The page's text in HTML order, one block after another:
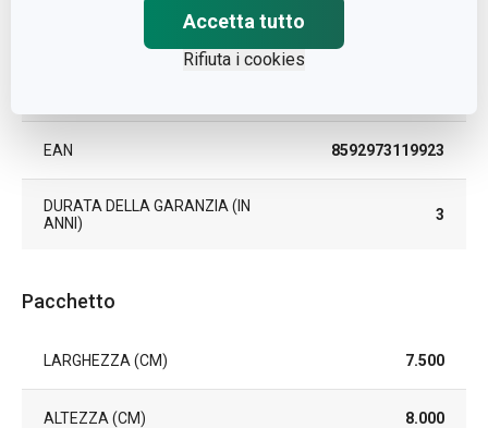
Accetta tutto
Rifiuta i cookies
EAN 8592973119923
DURATA DELLA GARANZIA (IN
ANNI)
3
Pacchetto
LARGHEZZA (CM) 7.500
ALTEZZA (CM) 8.000